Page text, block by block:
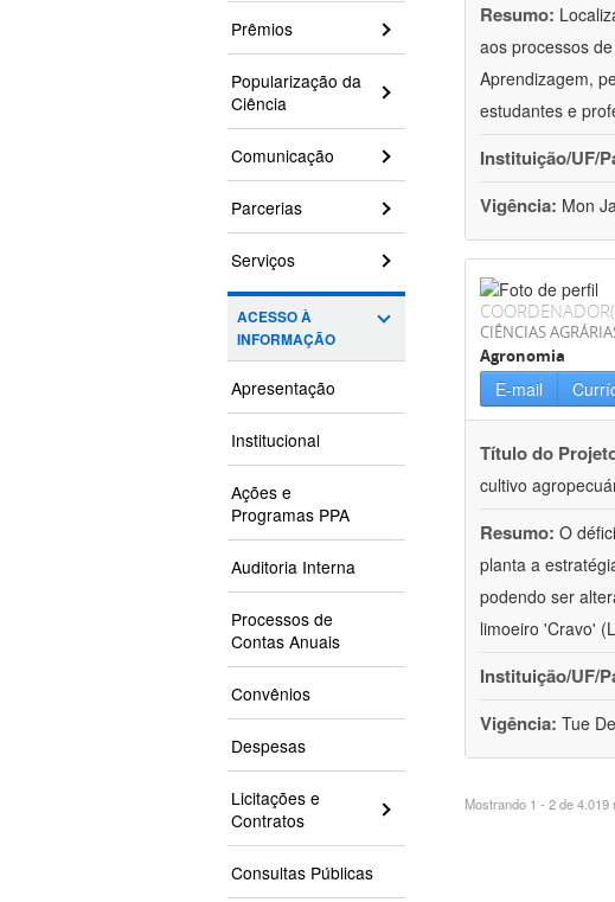
Prêmios
Popularização da
Ciência
Comunicação
Parcerias
Serviços
ACESSO À
INFORMAÇÃO
Apresentação
Institucional
Ações e
Programas PPA
Auditoria Interna
Processos de
Contas Anuais
Convênios
Despesas
Licitações e
Contratos
Consultas Públicas
Resumo:
aos processos
Aprendizagem,
estudantes e
Instituição/UF/
Vigência: Mon
CIÊNCIAS
Agronomia
E-mail
Título do
cultivo
Resumo: O
planta a
podendo ser
limoeiro 'Cravo'
Instituição/UF/
Vigência: Tue
Mostrando 1 - 2 de 4.019